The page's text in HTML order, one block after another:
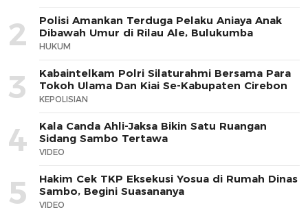
2
Polisi Amankan Terduga Pelaku Aniaya Anak
Dibawah Umur di Rilau Ale, Bulukumba
HUKUM
3
Kabaintelkam Polri Silaturahmi Bersama Para
Tokoh Ulama Dan Kiai Se-Kabupaten Cirebon
KEPOLISIAN
4
Kala Canda Ahli-Jaksa Bikin Satu Ruangan
Sidang Sambo Tertawa
VIDEO
5
Hakim Cek TKP Eksekusi Yosua di Rumah Dinas
Sambo, Begini Suasananya
VIDEO